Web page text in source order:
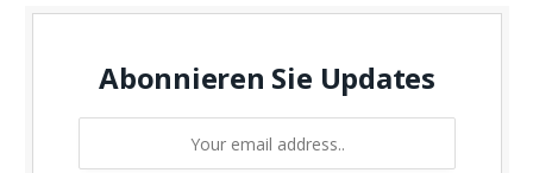
Abonnieren Sie Updates